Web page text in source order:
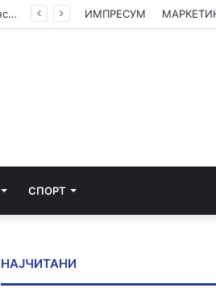
(ФОТО) Ахмети на средба со в.д. амбасадорката на САД: Американската поддршка е суштинска за зачувување на духот на Охридскиот договор ИМПРЕСУМ
СПОРТ
НАЈЧИТАНИ